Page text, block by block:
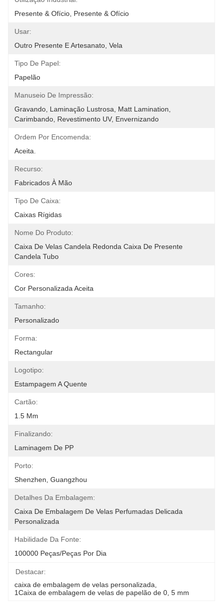
Presente & Ofício, Presente & Ofício
Usar:
Outro Presente E Artesanato, Vela
Tipo De Papel:
Papelão
Manuseio De Impressão:
Gravando, Laminação Lustrosa, Matt Lamination,
Carimbando, Revestimento UV, Envernizando
Ordem Por Encomenda:
Aceita.
Recurso:
Fabricados À Mão
Tipo De Caixa:
Caixas Rígidas
Nome Do Produto:
Caixa De Velas Candela Redonda Caixa De Presente
Candela Tubo
Cores:
Cor Personalizada Aceita
Tamanho:
Personalizado
Forma:
Rectangular
Logotipo:
Estampagem A Quente
Cartão:
1.5 Mm
Finalizando:
Laminagem De PP
Porto:
Shenzhen, Guangzhou
Detalhes Da Embalagem:
Caixa De Embalagem De Velas Perfumadas Delicada
Personalizada
Habilidade Da Fonte:
100000 Peças/peças Por Dia
Destacar:
caixa de embalagem de velas personalizada
1Caixa de embalagem de velas de papelão de 0 5 mm